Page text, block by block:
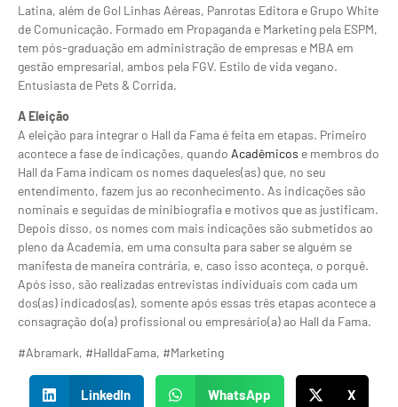
Latina, além de Gol Linhas Aéreas, Panrotas Editora e Grupo White
de Comunicação. Formado em Propaganda e Marketing pela ESPM,
tem pós-graduação em administração de empresas e MBA em
gestão empresarial, ambos pela FGV. Estilo de vida vegano.
Entusiasta de Pets & Corrida.
A Eleição
A eleição para integrar o Hall da Fama é feita em etapas. Primeiro
acontece a fase de indicações, quando Acadêmicos e membros do
Hall da Fama indicam os nomes daqueles(as) que, no seu
entendimento, fazem jus ao reconhecimento. As indicações são
nominais e seguidas de minibiografia e motivos que as justificam.
Depois disso, os nomes com mais indicações são submetidos ao
pleno da Academia, em uma consulta para saber se alguém se
manifesta de maneira contrária, e, caso isso aconteça, o porquê.
Após isso, são realizadas entrevistas individuais com cada um
dos(as) indicados(as), somente após essas três etapas acontece a
consagração do(a) profissional ou empresário(a) ao Hall da Fama.
#Abramark, #HalldaFama, #Marketing
LinkedIn WhatsApp X